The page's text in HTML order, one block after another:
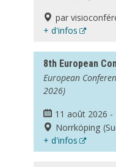
par
+ d'infos
8th European
European
2026)
11 août 2026 -
Norrköping
+ d'infos